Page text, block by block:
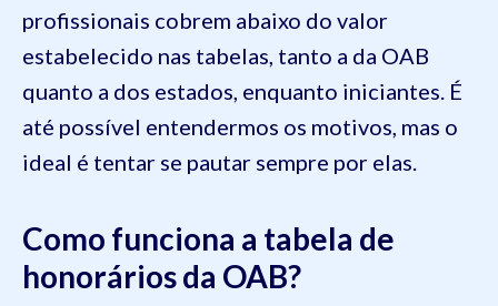
profissionais cobrem abaixo do valor
estabelecido nas tabelas, tanto a da OAB
quanto a dos estados, enquanto iniciantes. É
até possível entendermos os motivos, mas o
ideal é tentar se pautar sempre por elas.
Como funciona a tabela de
honorários da OAB?